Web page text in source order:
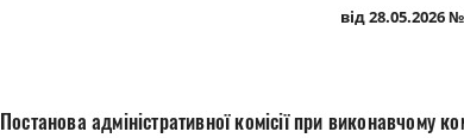
від 28.05.2026
Постанова адміністративної комісії при виконавчому